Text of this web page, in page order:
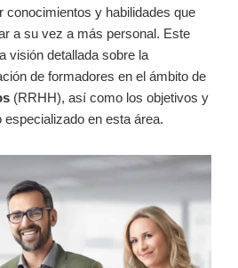
conocimientos y habilidades que
a su vez a más personal. Este
visión detallada sobre la
de formadores en el ámbito de
(RRHH), así como los objetivos y
en esta área.